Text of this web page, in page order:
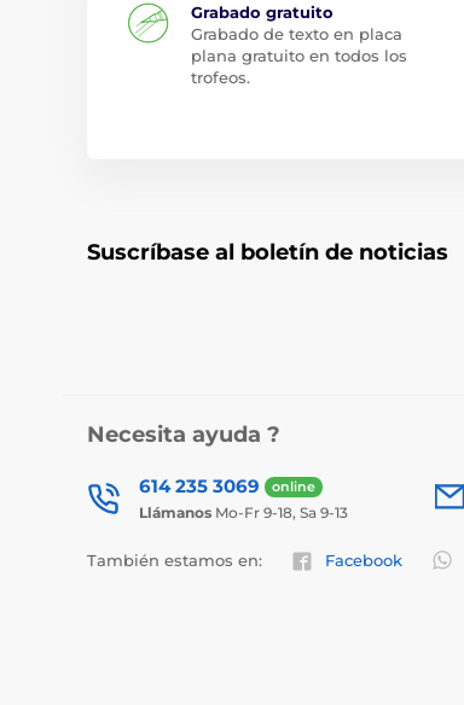
Grabado gratuito
Grabado de texto en placa
plana gratuito en todos los
trofeos.
Suscríbase al boletín de noticias
Necesita ayuda ?
614 235 3069 online
Llámanos Mo-Fr 9-18, Sa 9-13
También estamos en: Facebook